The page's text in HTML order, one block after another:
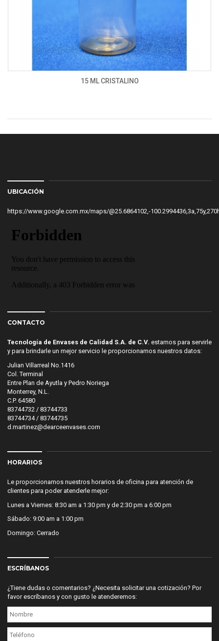
15 ML CRISTALINO
UBICACIÓN
https://www.google.com.mx/maps/@25.6864102,-
CONTACTO
Tecnología de Envases de Calidad S.A. de C.V. estamos para servirle
y para brindarle un mejor servicio le proporcionamos nuestros datos:
Julian Villarreal No.1416
Col. Terminal
Entre Plan de Ayutla y Pedro Noriega
Monterrey, N.L.
C.P. 64580
83744732 / 83744733
83744734 / 83744735
d.martinez@dearceenvases.com
HORARIOS
Le proporcionamos nuestros horarios de oficina para atención de
clientes para poder atenderle mejor:
Lunes a Viernes: 8:30 am a 1:30 pm y de 2:30 pm a 6:00 pm
Sábado: 9:00 am a 1:00 pm
Domingo: Cerrado
ESCRÍBANOS
¿Tiene dudas o comentarios? ¿Necesita solicitar una cotización? Por
favor escríbanos y con gusto le atenderemos: